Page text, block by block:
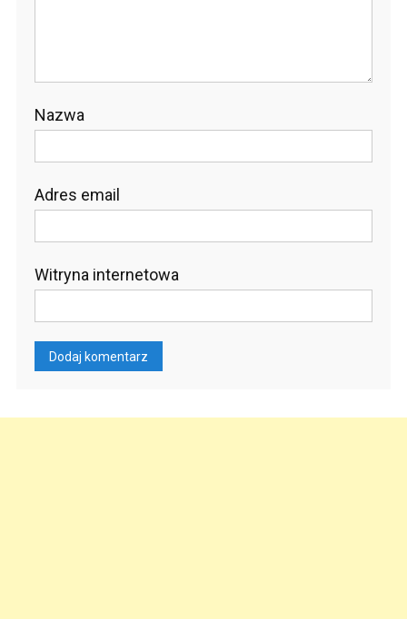
Nazwa
Adres email
Witryna internetowa